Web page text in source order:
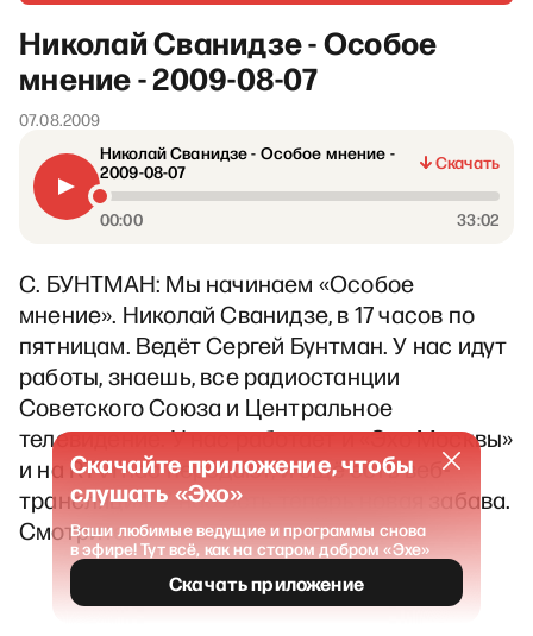
Николай Сванидзе - Особое
мнение - 2009-08-07
07.08.2009
Николай Сванидзе - Особое мнение -
2009-08-07
Скачать
00:00 33:02
С. БУНТМАН: Мы начинаем «Особое
мнение». Николай Сванидзе, в 17 часов по
пятницам. Ведёт Сергей Бунтман. У нас идут
работы, знаешь, все радиостанции
Советского Союза и Центральное
телевидение. У нас работает и «Эхо Москвы»
и на RTVi нас передают, и ещё есть веб-
трансляция. У нас есть теперь новая забава.
Смотрите запись видеотрансляции
Скачайте приложение, чтобы
слушать «Эхо»
Ваши любимые ведущие и программы снова
в эфире! Тут всё, как на старом добром «Эхе»
Скачать приложение